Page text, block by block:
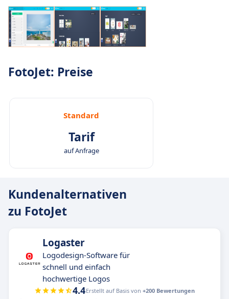
FotoJet: Preise
Standard
Tarif
auf Anfrage
Kundenalternativen
zu FotoJet
Logaster
Logodesign-Software für
schnell und einfach
hochwertige Logos
4.4Erstellt auf Basis von +200 Bewertungen